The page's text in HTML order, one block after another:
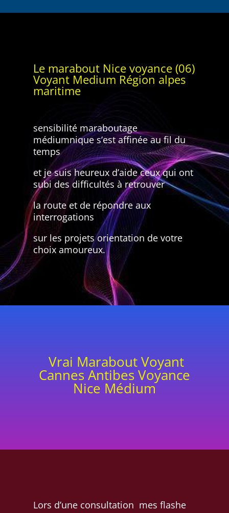
Le marabout Nice voyance (06)
Voyant Medium Région alpes
maritime
sensibilité maraboutage
médiumnique s’est affinée au fil du
temps
et je suis heureux d’aide ceux qui ont
subi des difficultés à retrouver
la route et de répondre aux
interrogations
sur les projets orientation de votre
choix amoureux.
Vrai Marabout Voyant
Cannes Antibes Voyance
Nice Médium
Lors d’une consultation mes flashe